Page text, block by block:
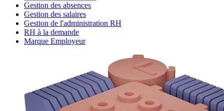
Gestion des absences
Gestion des salaires
Gestion de l'administration RH
RH à la demande
Marque Employeur